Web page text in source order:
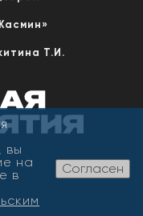
Т.И.
вы
на
в
Согласен